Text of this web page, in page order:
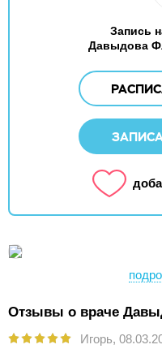
Запись
Давыдова
Отзывы о враче
Игорь,